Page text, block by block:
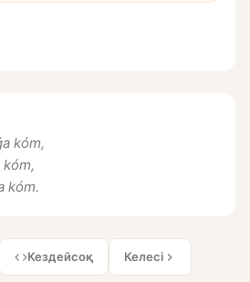
kóm,
kóm,
kóm.
Кездейсоқ Келесі